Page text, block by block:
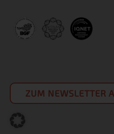
ZUM NEWSLETTER